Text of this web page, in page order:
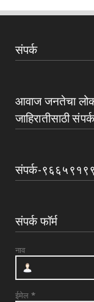
संपर्क
आवाज जनतेचा
जाहिरातीसाठी
संपर्क-
संपर्क फॉर्म
नाव
ईमेल *